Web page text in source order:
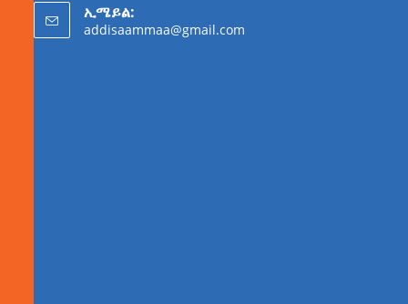
ኢሜይል:
addisaammaa@gmail.com